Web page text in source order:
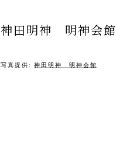
神田明神 明神会館
写真提供: 神田明神 明神会館